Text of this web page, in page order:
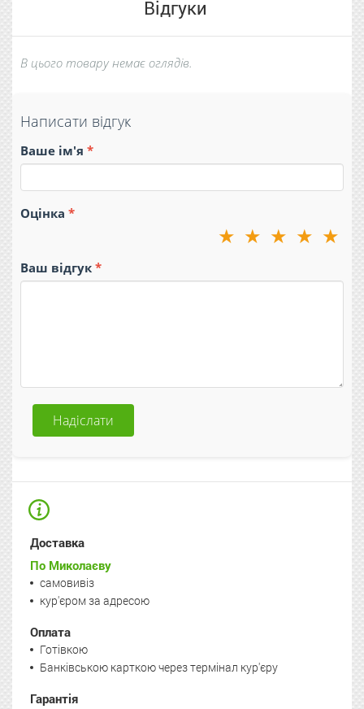
Відгуки
В цього товару немає оглядів.
Написати відгук
Ваше ім'я
Оцінка
★
★
★
★
★
Ваш відгук
Надіслати
Доставка
По Миколаєву
самовивіз
кур'єром за адресою
Оплата
Готівкою
Банківською карткою через термінал кур'єру
Гарантія